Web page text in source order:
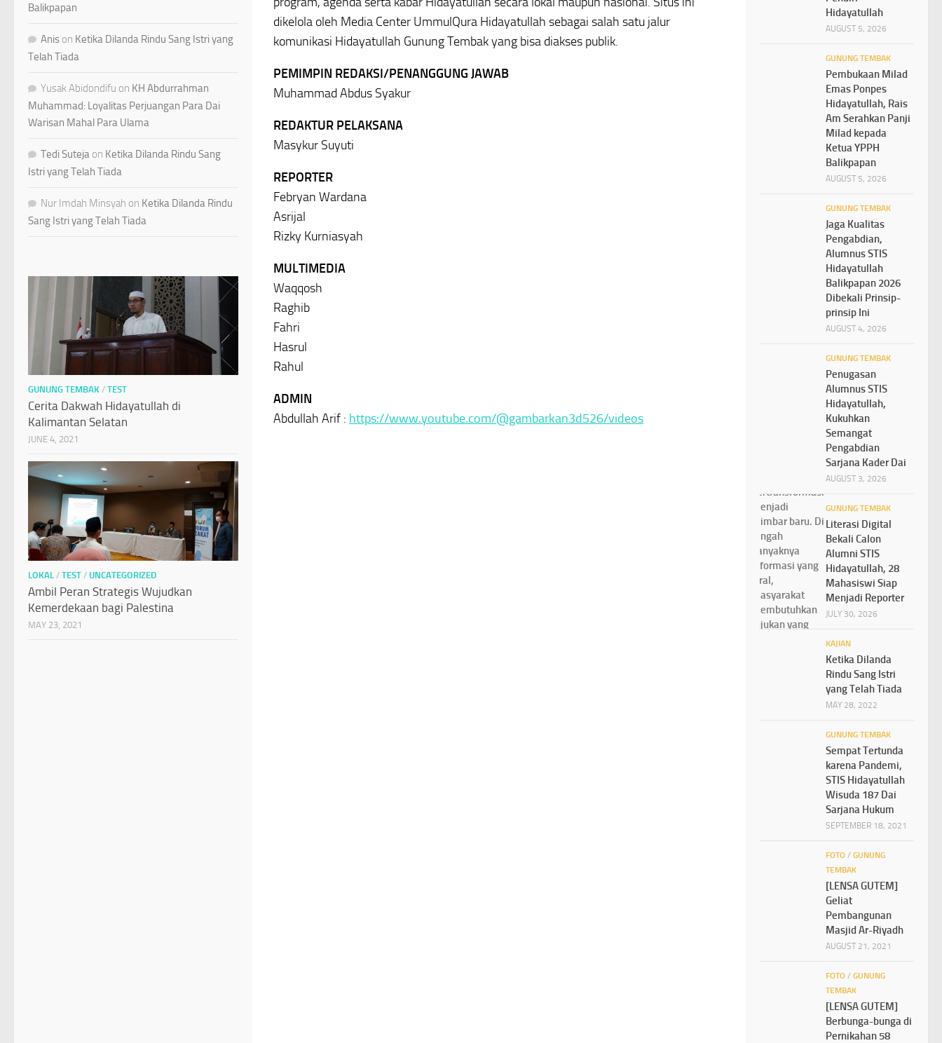
dikelola oleh Media Center UmmulQura Hidayatullah sebagai salah satu jalur
komunikasi Hidayatullah Gunung Tembak yang bisa diakses publik.
PEMIMPIN REDAKSI/PENANGGUNG JAWAB
Muhammad Abdus Syakur
REDAKTUR PELAKSANA
Masykur Suyuti
REPORTER
Febryan Wardana
Asrijal
Rizky Kurniasyah
MULTIMEDIA
Waqqosh
Raghib
Fahri
Hasrul
Rahul
ADMIN
Abdullah Arif : https://www.youtube.com/@gambarkan3d526/videos
Balikpapan
Anis on Ketika Dilanda Rindu Sang Istri yang
Telah Tiada
Yusak Abidondifu on KH Abdurrahman
Muhammad: Loyalitas Perjuangan Para Dai
Warisan Mahal Para Ulama
Tedi Suteja on Ketika Dilanda Rindu Sang
Istri yang Telah Tiada
Nur Imdah Minsyah on Ketika Dilanda Rindu
Sang Istri yang Telah Tiada
GUNUNG TEMBAK / TEST
Cerita Dakwah Hidayatullah di
Kalimantan Selatan
JUNE 4, 2021
LOKAL / TEST / UNCATEGORIZED
Ambil Peran Strategis Wujudkan
Kemerdekaan bagi Palestina
MAY 23, 2021
Hidayatullah
AUGUST 5, 2026
GUNUNG TEMBAK
Pembukaan Milad
Emas Ponpes
Hidayatullah, Rais
Am Serahkan Panji
Milad kepada
Ketua YPPH
Balikpapan
AUGUST 5, 2026
GUNUNG TEMBAK
Jaga Kualitas
Pengabdian,
Alumnus STIS
Hidayatullah
Balikpapan 2026
Dibekali Prinsip-
prinsip Ini
AUGUST 4, 2026
GUNUNG TEMBAK
Penugasan
Alumnus STIS
Hidayatullah,
Kukuhkan
Semangat
Pengabdian
Sarjana Kader Dai
AUGUST 3, 2026
GUNUNG TEMBAK
Literasi Digital
Bekali Calon
Alumni STIS
Hidayatullah, 28
Mahasiswi Siap
Menjadi Reporter
JULY 30, 2026
KAJIAN
Ketika Dilanda
Rindu Sang Istri
yang Telah Tiada
MAY 28, 2022
GUNUNG TEMBAK
Sempat Tertunda
karena Pandemi,
STIS Hidayatullah
Wisuda 187 Dai
Sarjana Hukum
SEPTEMBER 18, 2021
FOTO / GUNUNG
TEMBAK
[LENSA GUTEM]
Geliat
Pembangunan
Masjid Ar-Riyadh
AUGUST 21, 2021
FOTO / GUNUNG
TEMBAK
[LENSA GUTEM]
Berbunga-bunga di
Pernikahan 58